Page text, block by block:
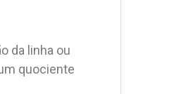
da linha ou
quociente